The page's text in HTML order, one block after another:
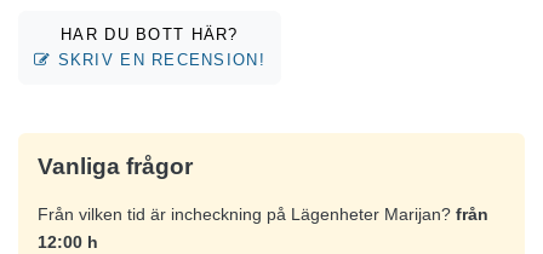
HAR DU BOTT HÄR?
SKRIV EN RECENSION!
Vanliga frågor
Från vilken tid är incheckning på Lägenheter Marijan? från
12:00 h